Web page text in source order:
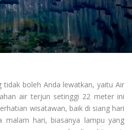
tidak boleh Anda lewatkan, yaitu Air
air terjun setinggi 22 meter ini
wisatawan, baik di siang hari
malam hari, biasanya lampu yang